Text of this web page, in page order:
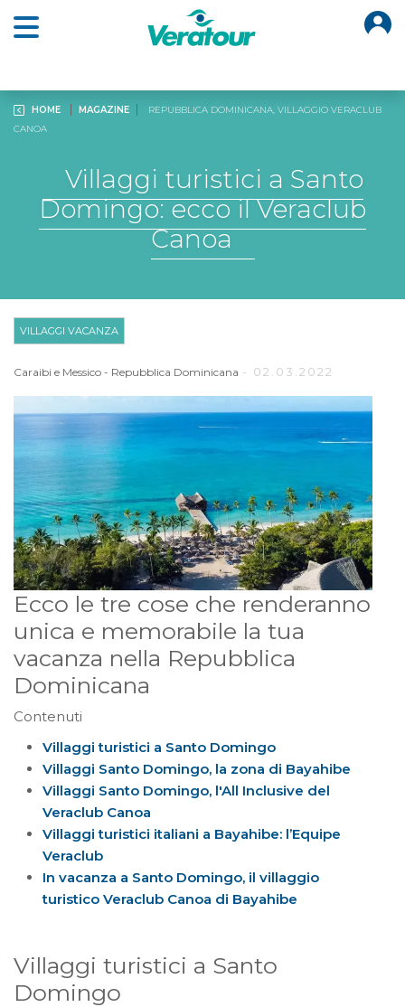
HOME MAGAZINE
REPUBBLICA DOMINICANA, VILLAGGIO VERACLUB
CANOA
Villaggi turistici a Santo
Domingo: ecco il Veraclub
Canoa
VILLAGGI VACANZA
Caraibi e Messico - Repubblica Dominicana - 02.03.2022
Ecco le tre cose che renderanno
unica e memorabile la tua
vacanza nella Repubblica
Dominicana
Contenuti
Villaggi turistici a Santo Domingo
Villaggi Santo Domingo, la zona di Bayahibe
Villaggi Santo Domingo, l'All Inclusive del
Veraclub Canoa
Villaggi turistici italiani a Bayahibe: l’Equipe
Veraclub
In vacanza a Santo Domingo, il villaggio
turistico Veraclub Canoa di Bayahibe
Villaggi turistici a Santo
Domingo